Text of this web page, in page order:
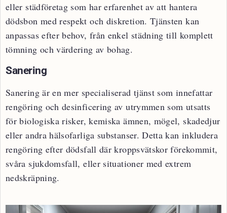
eller städföretag som har erfarenhet av att hantera
dödsbon med respekt och diskretion. Tjänsten kan
anpassas efter behov, från enkel städning till komplett
tömning och värdering av bohag.
Sanering
Sanering är en mer specialiserad tjänst som innefattar
rengöring och desinficering av utrymmen som utsatts
för biologiska risker, kemiska ämnen, mögel, skadedjur
eller andra hälsofarliga substanser. Detta kan inkludera
rengöring efter dödsfall där kroppsvätskor förekommit,
svåra sjukdomsfall, eller situationer med extrem
nedskräpning.